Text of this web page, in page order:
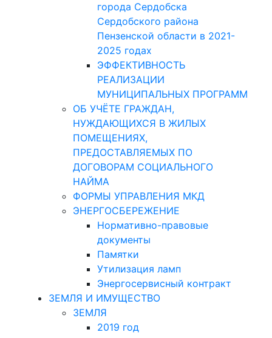
города Сердобска
Сердобского района
Пензенской области в 2021-
2025 годах
ЭФФЕКТИВНОСТЬ
РЕАЛИЗАЦИИ
МУНИЦИПАЛЬНЫХ ПРОГРАММ
ОБ УЧЁТЕ ГРАЖДАН,
НУЖДАЮЩИХСЯ В ЖИЛЫХ
ПОМЕЩЕНИЯХ,
ПРЕДОСТАВЛЯЕМЫХ ПО
ДОГОВОРАМ СОЦИАЛЬНОГО
НАЙМА
ФОРМЫ УПРАВЛЕНИЯ МКД
ЭНЕРГОСБЕРЕЖЕНИЕ
Нормативно-правовые
документы
Памятки
Утилизация ламп
Энергосервисный контракт
ЗЕМЛЯ И ИМУЩЕСТВО
ЗЕМЛЯ
2019 год